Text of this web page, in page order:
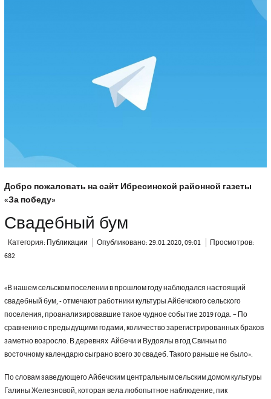
Добро пожаловать на сайт Ибресинской районной газеты
«За победу»
Свадебный бум
Категория: Публикации Опубликовано: 29.01.2020, 09:01
Просмотров:
682
«В нашем сельском поселении в прошлом году наблюдался настоящий
свадебный бум, - отмечают работники культуры Айбечского сельского
поселения, проанализировавшие такое чудное событие 2019 года. – По
сравнению с предыдущими годами, количество зарегистрированных браков
заметно возросло. В деревнях Айбечи и Вудоялы в год Свиньи по
восточному календарю сыграно всего 30 свадеб. Такого раньше не было».
По словам заведующего Айбечским центральным сельским домом культуры
Галины Железновой, которая вела любопытное наблюдение, пик